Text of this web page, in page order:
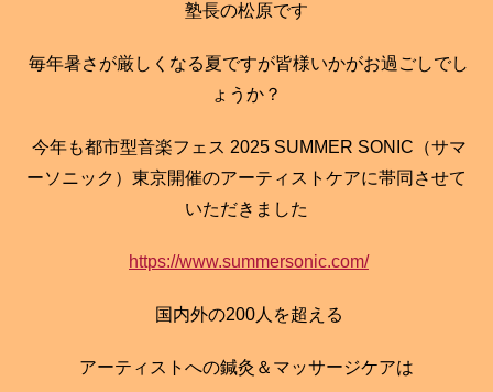
塾長の松原です
毎年暑さが厳しくなる夏ですが皆様いかがお過ごしでし
ょうか？
今年も都市型音楽フェス 2025 SUMMER SONIC（サマ
ーソニック）東京開催のアーティストケアに帯同させて
いただきました
https://www.summersonic.com/
国内外の200人を超える
アーティストへの鍼灸＆マッサージケアは